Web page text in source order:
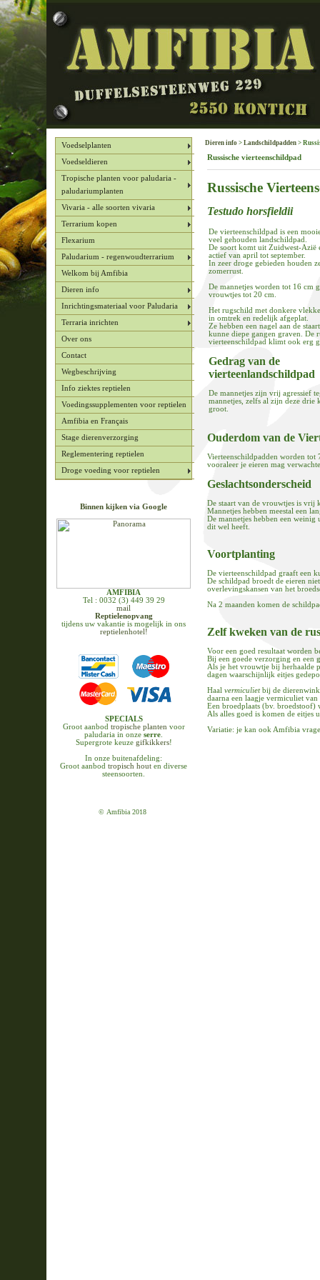
Voedselplanten
Voedseldieren
Tropische planten voor paludaria -
paludariumplanten
Vivaria - alle soorten vivaria
Terrarium kopen
Flexarium
Paludarium - regenwoudterrarium
Welkom bij Amfibia
Dieren info
Inrichtingsmateriaal voor Paludaria
Terraria inrichten
Over ons
Contact
Wegbeschrijving
Info ziektes reptielen
Voedingssupplementen voor reptielen
Amfibia en Français
Stage dierenverzorging
Reglementering reptielen
Droge voeding voor reptielen
Binnen kijken via Google
AMFIBIA
Tel : 0032 (3) 449 39 29
mail
Reptielenopvang
tijdens uw vakantie is mogelijk in ons
reptielenhotel!
SPECIALS
Groot aanbod tropische planten voor
paludaria in onze serre
Supergrote keuze gifkikkers!
In onze buitenafdeling:
Groot aanbod tropisch hout en diverse
steensoorten.
© Amfibia 2018
Dieren info > Landschildpadden >
Russische vierteenschildpad
Russische
Testudo horsfieldii
De vierteenschildpad is een
veel gehouden landschildpad.
De soort komt uit Zuidwest-Azië
actief van april tot september.
In zeer droge gebieden houden
zomerrust.
De mannetjes worden tot 16 cm
vrouwtjes tot 20 cm.
Het rugschild met donkere
in omtrek en redelijk afgeplat.
Ze hebben een nagel aan de
kunne diepe gangen graven. De
vierteenschildpad klimt ook erg
Gedrag van de
vierteenlandschildpad
De mannetjes zijn vrij agressief
mannetjes, zelfs al zijn deze drie
groot.
Ouderdom van de
Vierteenschildpadden worden tot
vooraleer je eieren mag
Geslachtsonderscheid
De staart van de vrouwtjes is vrij
Mannetjes hebben meestal een
De mannetjes hebben een
dit wel heeft.
Voortplanting
De vierteenschildpad graaft een
De schildpad broedt de eieren
overlevingskansen van het
Na 2 maanden komen de
Zelf kweken van de
Voor een goed resultaat worden
Bij een goede verzorging en een
Als je het vrouwtje bij herhaalde
dagen waarschijnlijk eitjes
Haal vermiculietbij de
daarna een laagje vermiculiet
Een broedplaats (bv. broedstoof)
Als alles goed is komen de eitjes
Variatie: je kan ook Amfibia